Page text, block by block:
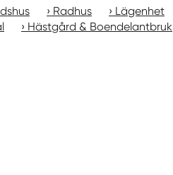
Radhus Lägenhet
Hästgård & Boendelantbruk